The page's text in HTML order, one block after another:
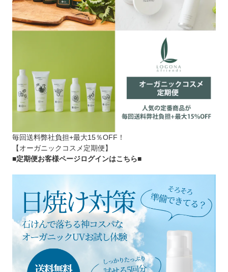
毎回送料弊社負担+最大15％OFF！
【オーガニックコスメ定期便】
■定期便お客様ページログインはこちら■